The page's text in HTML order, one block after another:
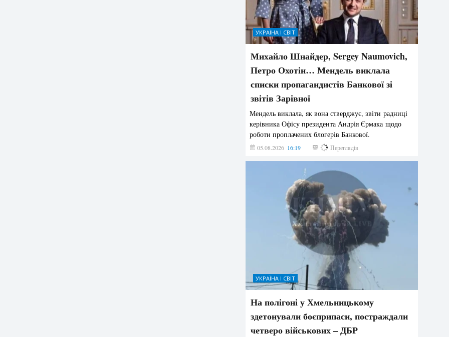
УКРАЇНА І СВІТ
Михайло Шнайдер, Sergey Naumovich,
Петро Охотін… Мендель виклала
списки пропагандистів Банкової зі
звітів Зарівної
Мендель виклала, як вона стверджує, звіти радниці
керівника Офісу президента Андрія Єрмака щодо
роботи проплачених блогерів Банкової.
05.08.2026 16:19 189 Переглядів
УКРАЇНА І СВІТ
На полігоні у Хмельницькому
здетонували боєприпаси, постраждали
четверо військових – ДБР